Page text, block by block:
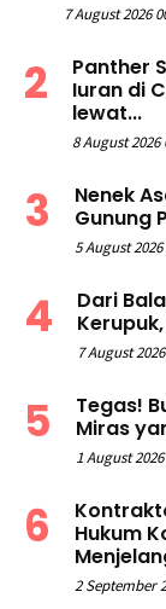
7 August 2026
Panther
Iuran di
lewat...
8 August 2026
Nenek
Gunung
5 August 2026
Dari
7 August
Tegas!
Miras
1 August
Hukum
2 September